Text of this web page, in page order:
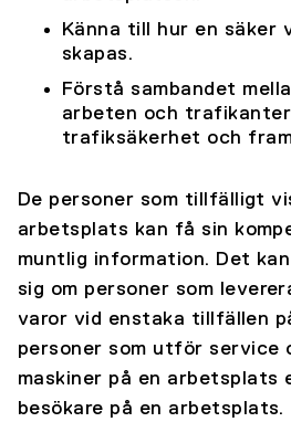
Känna till hur en säker
skapas.
Förstå sambandet
arbeten och
trafiksäkerhet och
De personer som tillfälligt
arbetsplats kan få sin
muntlig information. Det
sig om personer som
varor vid enstaka tillfällen
personer som utför service
maskiner på en arbetsplats
besökare på en arbetsplats.